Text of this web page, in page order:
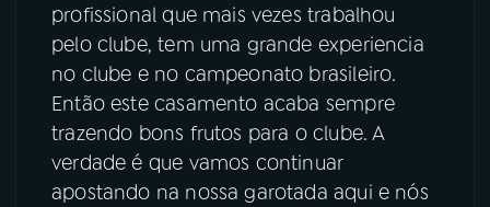
profissional que mais vezes trabalhou
pelo clube, tem uma grande experiencia
no clube e no campeonato brasileiro.
Então este casamento acaba sempre
trazendo bons frutos para o clube. A
verdade é que vamos continuar
apostando na nossa garotada aqui e nós